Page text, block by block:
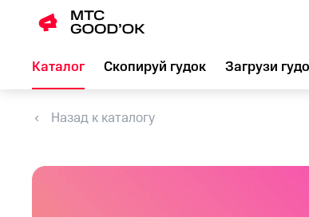
Каталог Скопируй гудок Загрузи
Назад к каталогу